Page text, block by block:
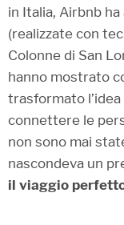
in Italia, Airbnb
(realizzate con
Colonne di San
hanno mostrato
trasformato
connettere le
non sono mai
nascondeva un
il viaggio